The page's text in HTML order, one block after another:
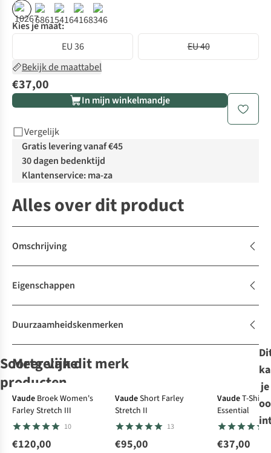
Kies je maat:
EU 36
EU 40
Bekijk de maattabel
€37,00
In mijn winkelmandje
Vergelijk
Gratis levering vanaf €45
30 dagen bedenktijd
Klantenservice: ma-za
Alles over dit product
Omschrijving
Eigenschappen
Duurzaamheidskenmerken
Soortgelijke
producten
-30%
Columbia T-
Shirt Parsons
Point™ Back
-50%
icebreaker
T-
Shirt W Mer 125
Cool-Lite
Sherpa
T-Shirt
Neha V-Neck Tee
Sherpa
Neha V-Neck Tee
Meer van dit merk
Vaude Broek Women's
Farley Stretch III
10
€120,00
VaudeShort Farley
Stretch II
13
€95,00
VaudeT-Shirt
Essential
€37,00
je